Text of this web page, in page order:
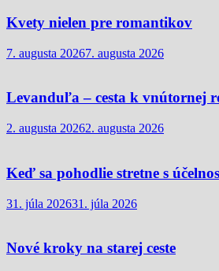
Kvety nielen pre romantikov
7. augusta 20267. augusta 2026
Levanduľa – cesta k vnútornej
2. augusta 20262. augusta 2026
Keď sa pohodlie stretne s
31. júla 202631. júla 2026
Nové kroky na starej ceste